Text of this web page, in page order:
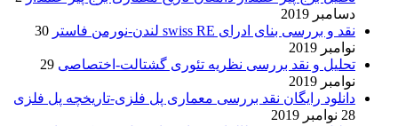
دسامبر 2019
نقد و بررسی بنای ادرای swiss RE لندن-نورمن فاستر
30
نوامبر 2019
تحلیل و نقد بررسی نظریه تئوری گشتالت-اختصاصی 29
نوامبر 2019
دانلود رایگان نقد بررسی معماری پل فلزی-تاریخچه پل فلزی
28 نوامبر 2019